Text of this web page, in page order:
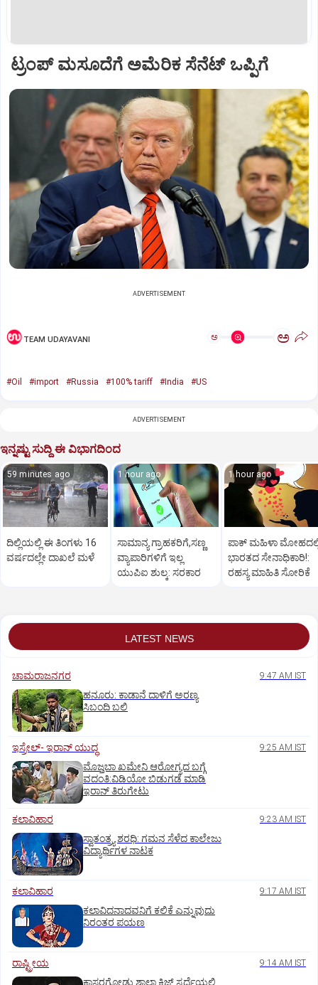
ಟ್ರಂಪ್‌ ಮಸೂದೆಗೆ ಅಮೆರಿಕ ಸೆನೆಟ್‌ ಒಪ್ಪಿಗೆ
ADVERTISEMENT
TEAM UDAYAVANI ಅ ಅ
#Oil #import #Russia #100% tariff #India #US
ADVERTISEMENT
ಇನ್ನಷ್ಟು ಸುದ್ದಿ ಈ ವಿಭಾಗದಿಂದ
59 minutes ago
ದಿಲ್ಲಿಯಲ್ಲಿ ಈ ತಿಂಗಳು 16
ವರ್ಷದಲ್ಲೇ ದಾಖಲೆ ಮಳೆ
1 hour ago
ಸಾಮಾನ್ಯ ಗ್ರಾಹಕರಿಗೆ,ಸಣ್ಣ
ವ್ಯಾಪಾರಿಗಳಿಗೆ ಇಲ್ಲ
ಯುಪಿಐ ಶುಲ್ಕ: ಸರಕಾರ
1 hour ago
ಪಾಕ್‌ ಮಹಿಳಾ
ಭಾರತದ ಸೇನಾಧಿಕಾರಿ!:
ರಹಸ್ಯ ಮಾಹಿತಿ ಸೋರಿಕೆ
LATEST NEWS
ಚಾಮರಾಜನಗರ 9:47 AM IST
ಹನೂರು: ಕಾಡಾನೆ ದಾಳಿಗೆ ಅರಣ್ಯ
ಸಿಬಂದಿ ಬಲಿ
ಇಸ್ರೇಲ್- ಇರಾನ್‌ ಯುದ್ಧ 9:25 AM IST
ಮೊಜ್ತಬಾ ಖಮೇನಿ ಆರೋಗ್ಯದ ಬಗ್ಗೆ
ವದಂತಿ:ವಿಡಿಯೋ ಬಿಡುಗಡೆ ಮಾಡಿ
ಇರಾನ್‌ ತಿರುಗೇಟು
ಕಲಾವಿಹಾರ 9:23 AM IST
ಸ್ವಾತಂತ್ರ್ಯ ಶರಧಿ: ಗಮನ ಸೆಳೆದ ಕಾಲೇಜು
ವಿದ್ಯಾರ್ಥಿಗಳ ನಾಟಕ
ಕಲಾವಿಹಾರ 9:17 AM IST
ಕಲಾವಿದನಾದವನಿಗೆ ಕಲಿಕೆ ಎನ್ನುವುದು
ನಿರಂತರ ಪಯಣ
ರಾಷ್ಟ್ರೀಯ 9:14 AM IST
ಕಾಸರಗೋಡು ಶಾಲಾ ಕ್ವಿಜ್‌ ಸ್ಪರ್ಧೆಯಲ್ಲಿ